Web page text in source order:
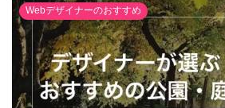
Webデザイナーのおすすめ